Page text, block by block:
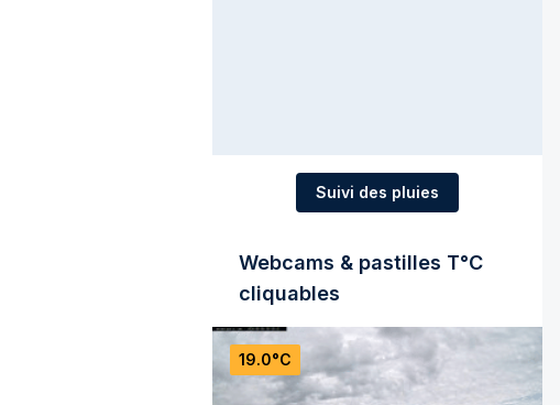
Suivi des pluies
Webcams & pastilles T°C
cliquables
19.0°C